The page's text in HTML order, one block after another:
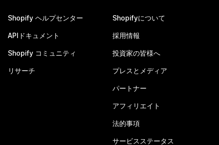
Shopify ヘルプセンター
APIドキュメント
Shopify コミュニティ
リサーチ
Shopifyについて
採用情報
投資家の皆様へ
プレスとメディア
パートナー
アフィリエイト
法的事項
サービスステータス